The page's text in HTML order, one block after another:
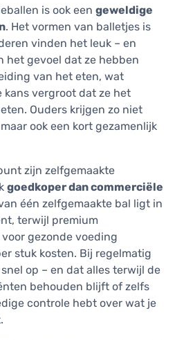
is ook een geweldige
. Het vormen van balletjes is
vinden het leuk – en
het gevoel dat ze hebben
van het eten, wat
vergroot dat ze het
Ouders krijgen zo niet
ook een kort gezamenlijk
zijn zelfgemaakte
goedkoper dan commerciële
één zelfgemaakte bal ligt in
terwijl premium
gezonde voeding
stuk kosten. Bij regelmatig
op – en dat alles terwijl de
behouden blijft of zelfs
controle hebt over wat je